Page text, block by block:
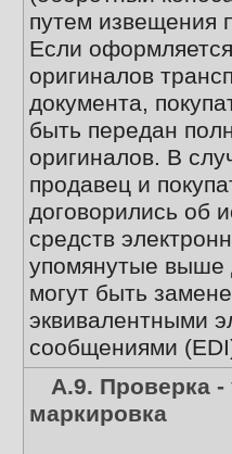
путем извещения
Если
оригиналов
документа,
быть передан
оригиналов. В
продавец и
договорились об
средств
упомянутые выше
могут быть
эквивалентными
сообщениями
А.9. Проверка -
маркировка